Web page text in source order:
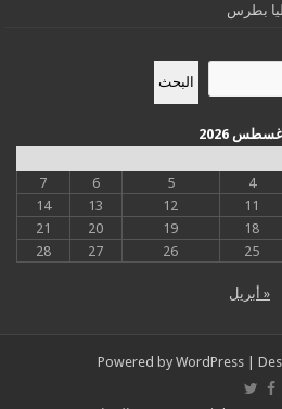
بطرس
البحث
2026
4
5
6
7
11
12
13
14
18
19
20
21
25
26
27
28
« أبريل
Powered by WordPress |